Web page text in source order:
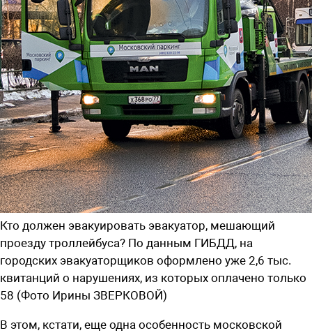
Кто должен эвакуировать эвакуатор, мешающий
проезду троллейбуса? По данным ГИБДД, на
городских эвакуаторщиков оформлено уже 2,6 тыс.
квитанций о нарушениях, из которых оплачено только
58 (Фото Ирины ЗВЕРКОВОЙ)
В этом, кстати, еще одна особенность московской